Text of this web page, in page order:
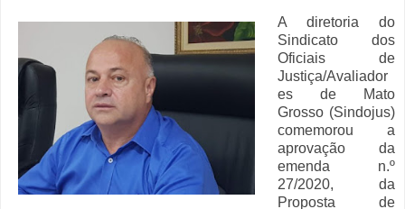
A diretoria do
Sindicato dos
Oficiais de
Justiça/Avaliador
es de Mato
Grosso (Sindojus)
comemorou a
aprovação da
emenda n.º
27/2020, da
Proposta de